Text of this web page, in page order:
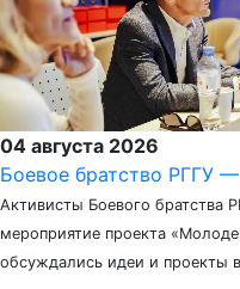
04 августа 2026
Боевое братство РГГУ
Активисты Боевого братства
мероприятие проекта
обсуждались идеи и проекты